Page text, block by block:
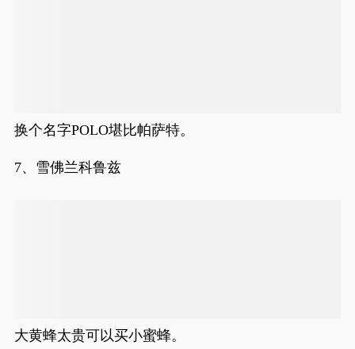
换个名字POLO堪比帕萨特。
7、雪佛兰科鲁兹
大黄蜂太贵可以买小蜜蜂。